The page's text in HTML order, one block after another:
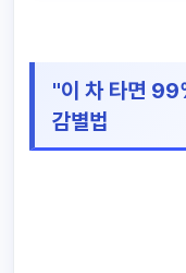
"이 차 타면
감별법